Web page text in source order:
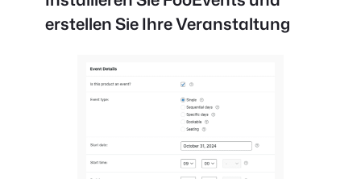
erstellen Sie Ihre Veranstaltung